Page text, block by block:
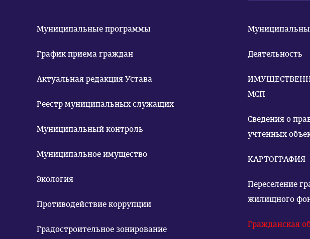
Муниципальные программы
График приема граждан
Актуальная редакция Устава
Реестр муниципальных служащих
Муниципальный контроль
Муниципальное имущество
Экология
Противодействие коррупции
Градостроительное зонирование
Деятельность
МСП
Сведения о
учтенных
КАРТОГРАФИЯ
Переселение
жилищного
Гражданская